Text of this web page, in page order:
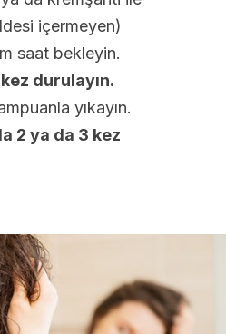
içermeyen)
saat bekleyin.
durulayın.
yıkayın.
2 ya da 3 kez